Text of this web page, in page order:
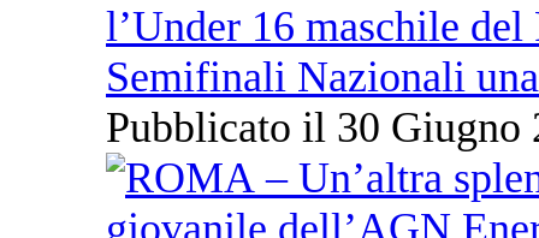
l’Under 16 maschile
Semifinali Nazionali
Pubblicato il 30 Giugno